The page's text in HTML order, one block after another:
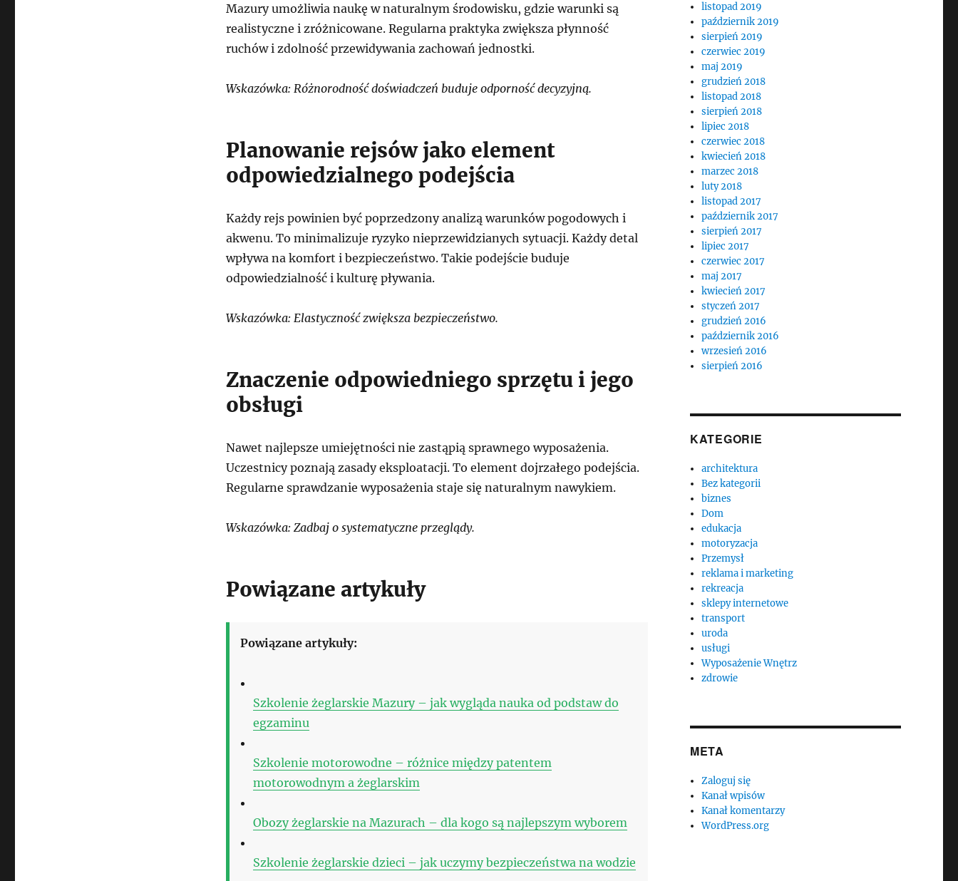
Mazury umożliwia naukę w naturalnym środowisku, gdzie warunki są
realistyczne i zróżnicowane. Regularna praktyka zwiększa płynność
ruchów i zdolność przewidywania zachowań jednostki.
Wskazówka: Różnorodność doświadczeń buduje odporność decyzyjną.
Planowanie rejsów jako element
odpowiedzialnego podejścia
Każdy rejs powinien być poprzedzony analizą warunków pogodowych i
akwenu. To minimalizuje ryzyko nieprzewidzianych sytuacji. Każdy detal
wpływa na komfort i bezpieczeństwo. Takie podejście buduje
odpowiedzialność i kulturę pływania.
Wskazówka: Elastyczność zwiększa bezpieczeństwo.
Znaczenie odpowiedniego sprzętu i jego
obsługi
Nawet najlepsze umiejętności nie zastąpią sprawnego wyposażenia.
Uczestnicy poznają zasady eksploatacji. To element dojrzałego podejścia.
Regularne sprawdzanie wyposażenia staje się naturalnym nawykiem.
Wskazówka: Zadbaj o systematyczne przeglądy.
Powiązane artykuły
Powiązane artykuły:
Szkolenie żeglarskie Mazury – jak wygląda nauka od podstaw do
egzaminu
Szkolenie motorowodne – różnice między patentem
motorowodnym a żeglarskim
Obozy żeglarskie na Mazurach – dla kogo są najlepszym wyborem
Szkolenie żeglarskie dzieci – jak uczymy bezpieczeństwa na wodzie
listopad 2019
październik 2019
sierpień 2019
czerwiec 2019
maj 2019
grudzień 2018
listopad 2018
sierpień 2018
lipiec 2018
czerwiec 2018
kwiecień 2018
marzec 2018
luty 2018
listopad 2017
październik 2017
sierpień 2017
lipiec 2017
czerwiec 2017
maj 2017
kwiecień 2017
styczeń 2017
grudzień 2016
październik 2016
wrzesień 2016
sierpień 2016
KATEGORIE
architektura
Bez kategorii
biznes
Dom
edukacja
motoryzacja
Przemysł
reklama i marketing
rekreacja
sklepy internetowe
transport
uroda
usługi
Wyposażenie Wnętrz
zdrowie
META
Zaloguj się
Kanał wpisów
Kanał komentarzy
WordPress.org